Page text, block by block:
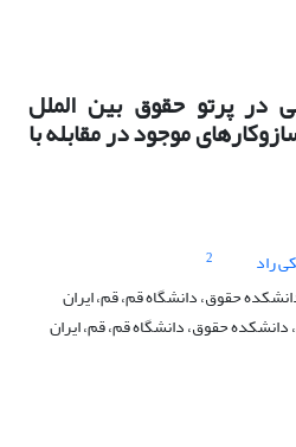
در پرتو حقوق بین الملل
موجود در مقابله با
راد
2
حقوق، دانشگاه قم، قم، ایران
حقوق، دانشگاه قم، قم، ایران